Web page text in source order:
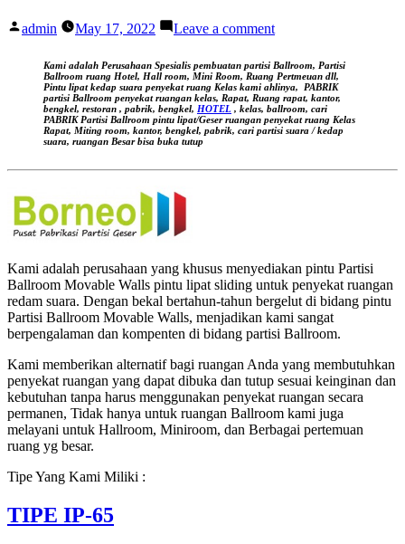
Posted
admin May 17, 2022 Leave a commenton
PINTU
LIPAT
GESER
JAKARTA,
TANGERANG
CIKAMPEK,
Kami adalah Perusahaan Spesialis pembuatan partisi Ballroom, Partisi
Ballroom ruang Hotel, Hall room, Mini Room, Ruang Pertmeuan dll,
Pintu lipat kedap suara penyekat ruang Kelas kami ahlinya,
PABRIK
partisi Ballroom penyekat ruangan kelas, Rapat, Ruang rapat, kantor,
bengkel, restoran , pabrik, bengkel, HOTEL , kelas, ballroom, cari
PABRIK Partisi Ballroom pintu lipat/Geser ruangan penyekat ruang Kelas
Rapat, Miting room, kantor, bengkel, pabrik, cari partisi suara / kedap
suara, ruangan Besar bisa buka tutup
Kami adalah perusahaan yang khusus menyediakan pintu Partisi
Ballroom Movable Walls pintu lipat sliding untuk penyekat ruangan
redam suara. Dengan bekal bertahun-tahun bergelut di bidang pintu
Partisi Ballroom Movable Walls, menjadikan kami sangat
berpengalaman dan kompenten di bidang partisi Ballroom.
Kami memberikan alternatif bagi ruangan Anda yang membutuhkan
penyekat ruangan yang dapat dibuka dan tutup sesuai keinginan dan
kebutuhan tanpa harus menggunakan penyekat ruangan secara
permanen, Tidak hanya untuk ruangan Ballroom kami juga
melayani untuk Hallroom, Miniroom, dan Berbagai pertemuan
ruang yg besar.
Tipe Yang Kami Miliki :
TIPE IP-65